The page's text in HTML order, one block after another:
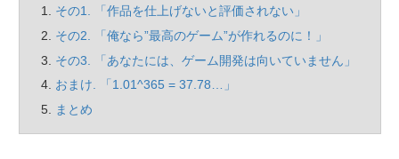
その1. 「作品を仕上げないと評価されない」
その2. 「俺なら”最高のゲーム”が作れるのに！」
その3. 「あなたには、ゲーム開発は向いていません」
おまけ. 「1.01^365 = 37.78…」
まとめ